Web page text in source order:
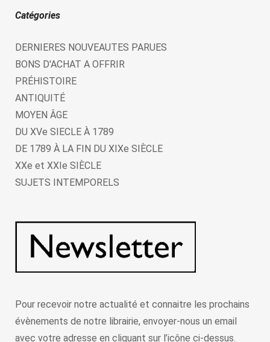
Catégories
DERNIERES NOUVEAUTES PARUES
BONS D'ACHAT A OFFRIR
PRÉHISTOIRE
ANTIQUITÉ
MOYEN ÂGE
DU XVe SIECLE À 1789
DE 1789 À LA FIN DU XIXe SIÈCLE
XXe et XXIe SIÈCLE
SUJETS INTEMPORELS
Pour recevoir notre actualité et connaitre les prochains
évènements de notre librairie, envoyer-nous un email
avec votre adresse en cliquant sur l’icône ci-dessus.